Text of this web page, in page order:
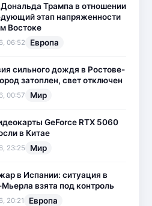
Дональда Трампа в отношении
этап напряженности
Востоке
06:52 Европа
сильного дождя в Ростове-
затоплен, свет отключен
00:57 Мир
GeForce RTX 5060
в Китае
23:25 Мир
в Испании: ситуация в
взята под контроль
20:21 Европа